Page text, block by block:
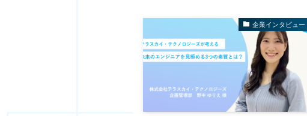
企業インタビュー